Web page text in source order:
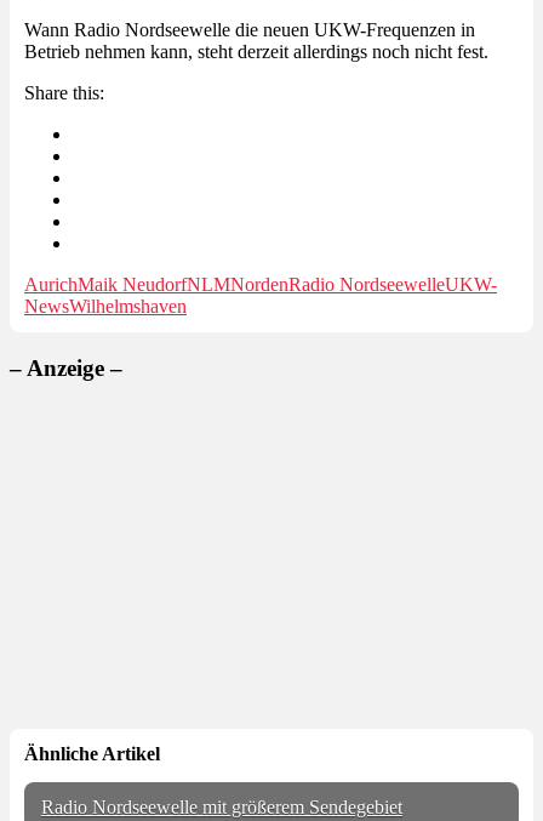
Wann Radio Nordseewelle die neuen UKW-Frequenzen in
Betrieb nehmen kann, steht derzeit allerdings noch nicht fest.
Share this:
AurichMaik NeudorfNLMNordenRadio NordseewelleUKW-
NewsWilhelmshaven
– Anzeige –
Ähnliche Artikel
Radio Nordseewelle mit größerem Sendegebiet